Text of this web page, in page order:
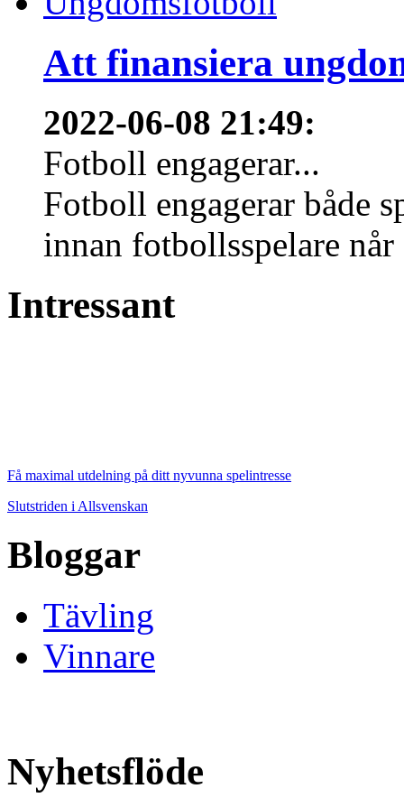
Att finansiera
2022-06-08 21:49:
Fotboll engagerar...
Fotboll engagerar både
innan fotbollsspelare
Intressant
Få maximal utdelning på ditt nyvunna spelintresse
Slutstriden i Allsvenskan
Bloggar
Tävling
Vinnare
Nyhetsflöde